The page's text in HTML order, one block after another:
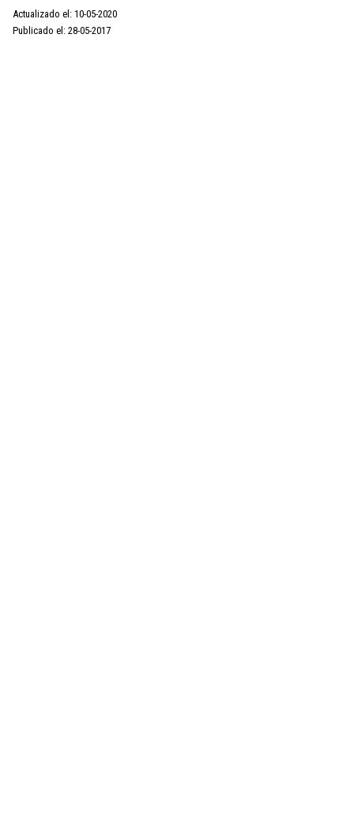
Actualizado el: 10-05-2020
Publicado el: 28-05-2017